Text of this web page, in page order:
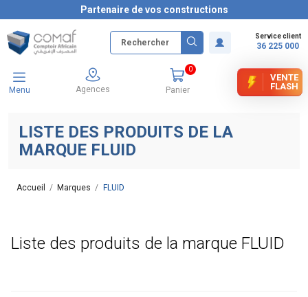
Partenaire de vos constructions
Service client
36 225 000
Menu Agences Panier
0
VENTE
FLASH
LISTE DES PRODUITS DE LA
MARQUE FLUID
Accueil Marques FLUID
Liste des produits de la marque FLUID